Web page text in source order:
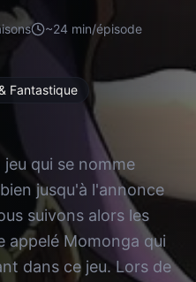
s ~24 min/épisode
Fantastique
qui se nomme
jusqu'à l'annonce
suivons alors les
appelé Momonga qui
dans ce jeu. Lors de